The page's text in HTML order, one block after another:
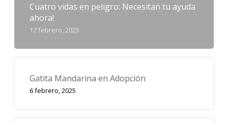
Cuatro vidas en peligro: Necesitan tu ayuda
ahora!
17 febrero, 2025
Gatita Mandarina en Adopción
6 febrero, 2025